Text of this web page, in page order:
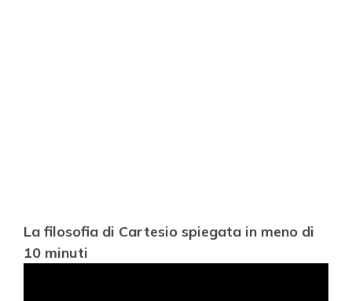
La filosofia di Cartesio spiegata in meno di
10 minuti